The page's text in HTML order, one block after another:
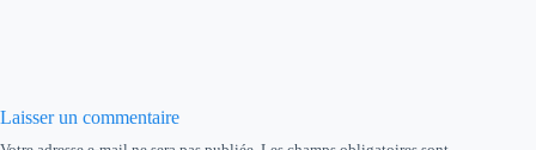
Laisser un commentaire